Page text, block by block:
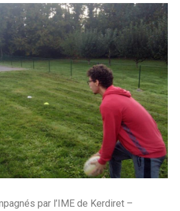
par l’IME de Kerdiret –